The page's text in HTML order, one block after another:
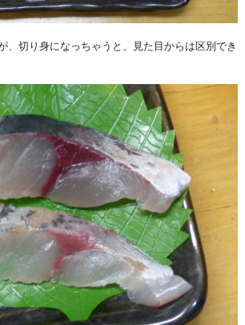
、切り身になっちゃうと、見た目からは区別でき